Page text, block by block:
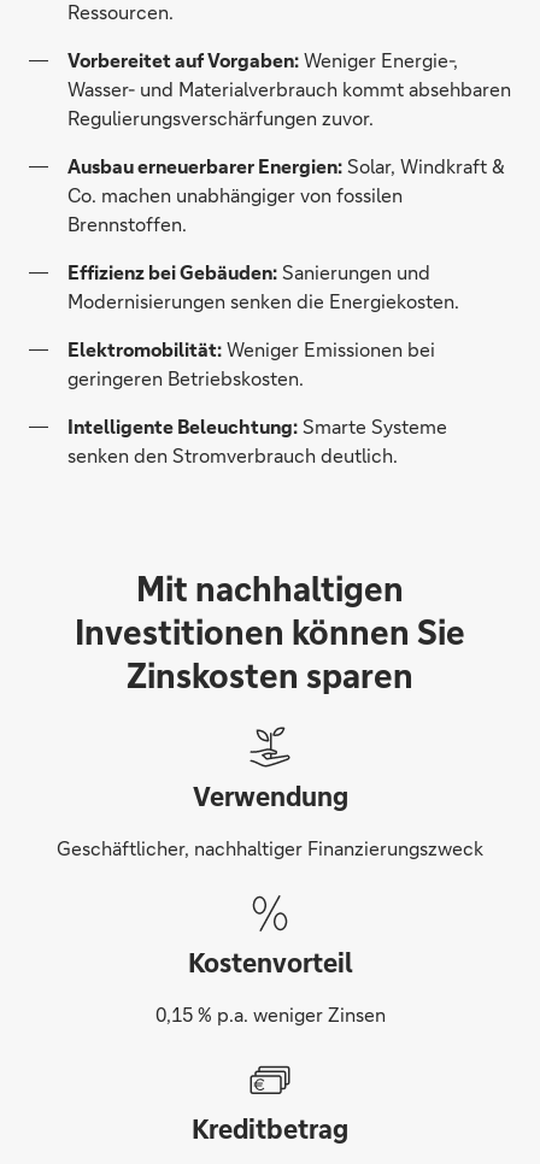
Ressourcen.
Vorbereitet auf Vorgaben:Weniger Energie-,
Wasser- und Materialverbrauch kommt absehbaren
Regulierungsverschärfungen zuvor.
Ausbau erneuerbarer Energien:Solar, Windkraft &
Co. machen unabhängiger von fossilen
Brennstoffen.
Effizienz bei Gebäuden:Sanierungen und
Modernisierungen senken die Energiekosten.
Elektromobilität:Weniger Emissionen bei
geringeren Betriebskosten.
Intelligente Beleuchtung:Smarte Systeme
senken den Stromverbrauch deutlich.
Mit nachhaltigen
Investitionen können Sie
Zinskosten sparen
Verwendung
Geschäftlicher, nachhaltiger Finanzierungszweck
Kostenvorteil
0,15 % p.a. weniger Zinsen
Kreditbetrag